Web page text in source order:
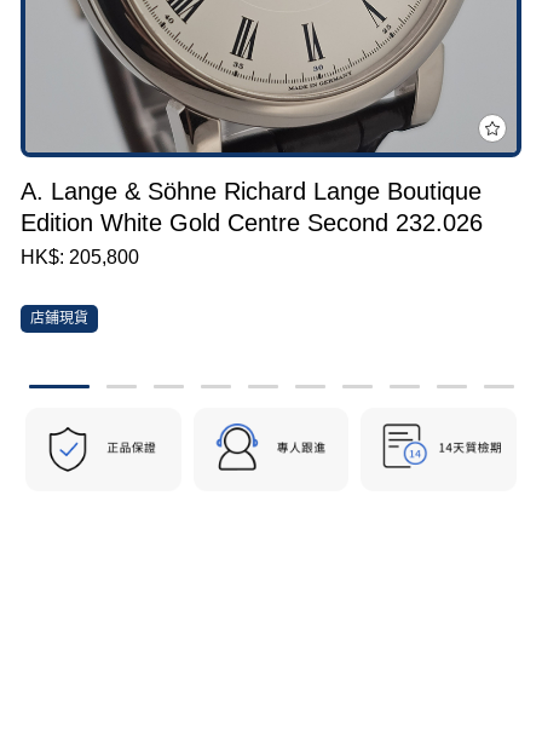
A. Lange & Söhne Richard Lange Boutique
Edition White Gold Centre Second 232.026
HK$: 205,800
店鋪現貨